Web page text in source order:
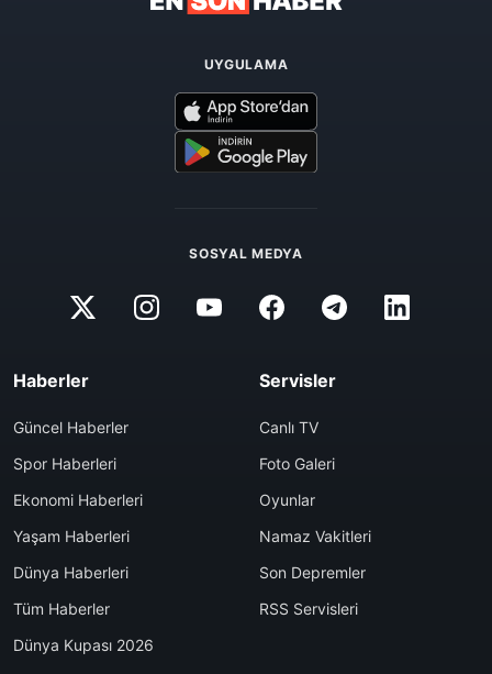
UYGULAMA
SOSYAL MEDYA
Haberler
Güncel Haberler
Spor Haberleri
Ekonomi Haberleri
Yaşam Haberleri
Dünya Haberleri
Tüm Haberler
Dünya Kupası 2026
Servisler
Canlı TV
Foto Galeri
Oyunlar
Namaz Vakitleri
Son Depremler
RSS Servisleri